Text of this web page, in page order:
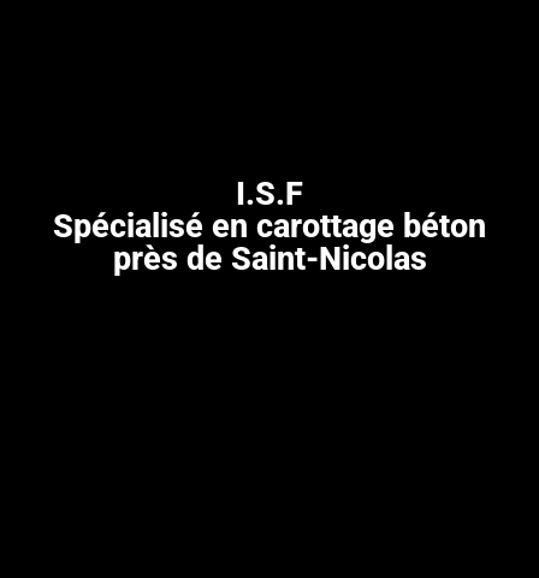
I.S.F
Spécialisé en carottage béton
près de Saint-Nicolas